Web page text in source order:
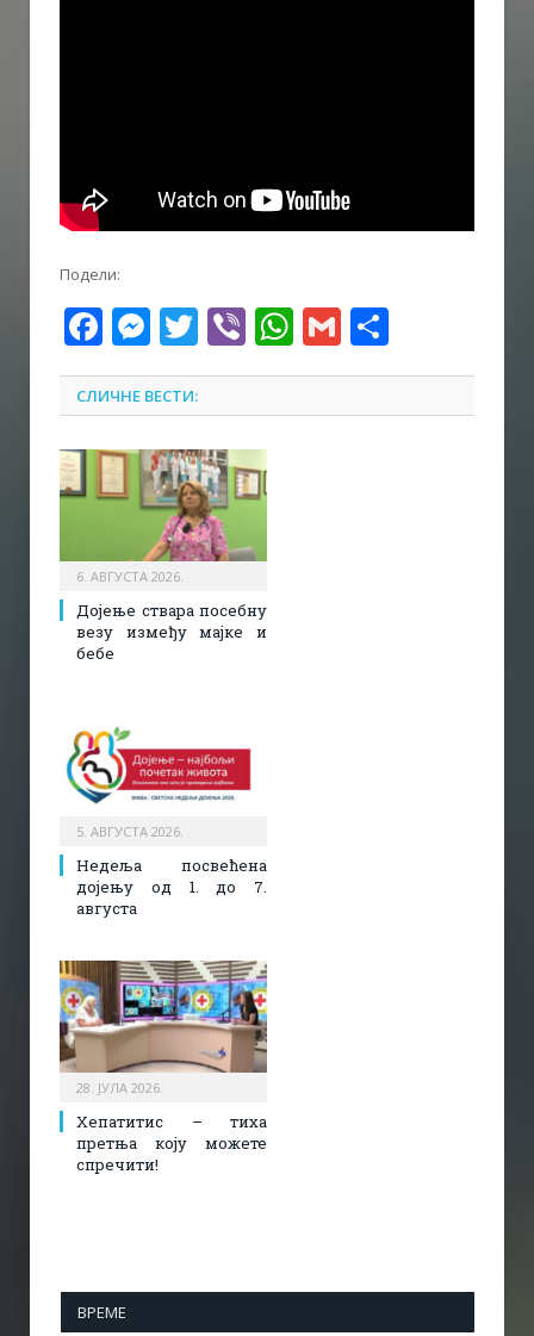
Подели:
Facebook
Messenger
Twitter
ViberWhatsApp
Gmail
СЛИЧНЕ ВЕСТИ:
6. АВГУСТА 2026.
Дојење ствара посебну
везу између мајке и
бебе
5. АВГУСТА 2026.
Недеља посвећена
дојењу од 1. до 7.
августа
28. ЈУЛА 2026.
Хепатитис – тиха
претња коју можете
спречити!
ВРЕМЕ